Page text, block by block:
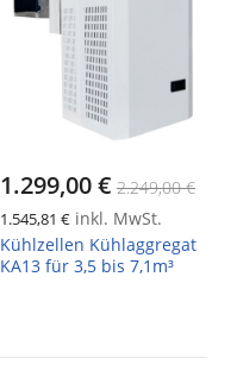
1.299,00 € 2.249,00 €
1.545,81 € inkl. MwSt.
Kühlzellen Kühlaggregat
KA13 für 3,5 bis 7,1m³